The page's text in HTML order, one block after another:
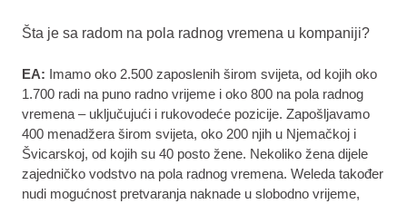
Šta je sa radom na pola radnog vremena u kompaniji?
EA: Imamo oko 2.500 zaposlenih širom svijeta, od kojih oko
1.700 radi na puno radno vrijeme i oko 800 na pola radnog
vremena – uključujući i rukovodeće pozicije. Zapošljavamo
400 menadžera širom svijeta, oko 200 njih u Njemačkoj i
Švicarskoj, od kojih su 40 posto žene. Nekoliko žena dijele
zajedničko vodstvo na pola radnog vremena. Weleda također
nudi mogućnost pretvaranja naknade u slobodno vrijeme,